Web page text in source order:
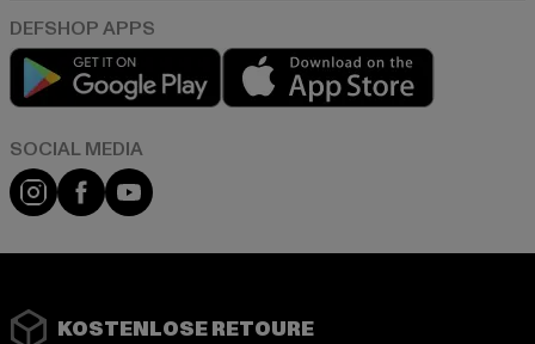
Play market
Instagram
FacebookYouTube
KOSTENLOSE RETOURE